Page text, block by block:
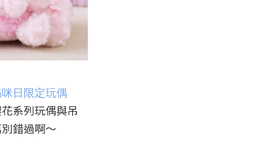
日限定玩偶
系列玩偶與吊
錯過啊～